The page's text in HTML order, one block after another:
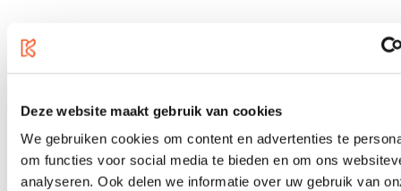
Deze website maakt gebruik van cookies
We gebruiken cookies om content en advertenties te
om functies voor social media te bieden en om ons
analyseren. Ook delen we informatie over uw gebruik van